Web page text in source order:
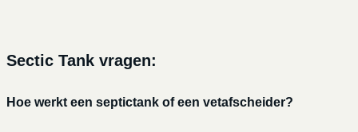
Sectic Tank vragen:
Hoe werkt een septictank of een vetafscheider?